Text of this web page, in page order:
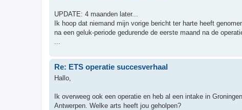
UPDATE: 4 maanden later...
Ik hoop dat niemand mijn vorige bericht ter harte heeft
na een geluk-periode gedurende de eerste maand na de
Re: ETS operatie succesverhaal
Hallo,
Ik overweeg ook een operatie en heb al een intake in
Antwerpen. Welke arts heeft jou geholpen?